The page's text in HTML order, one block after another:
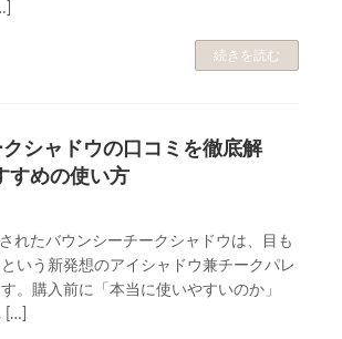
続きを読む
シャドウの口コミを徹底解
すめの使い方
れたバウンシーチークシャドウは、目も
いう新発想のアイシャドウ兼チークパレ
。購入前に「本当に使いやすいのか」
[…]